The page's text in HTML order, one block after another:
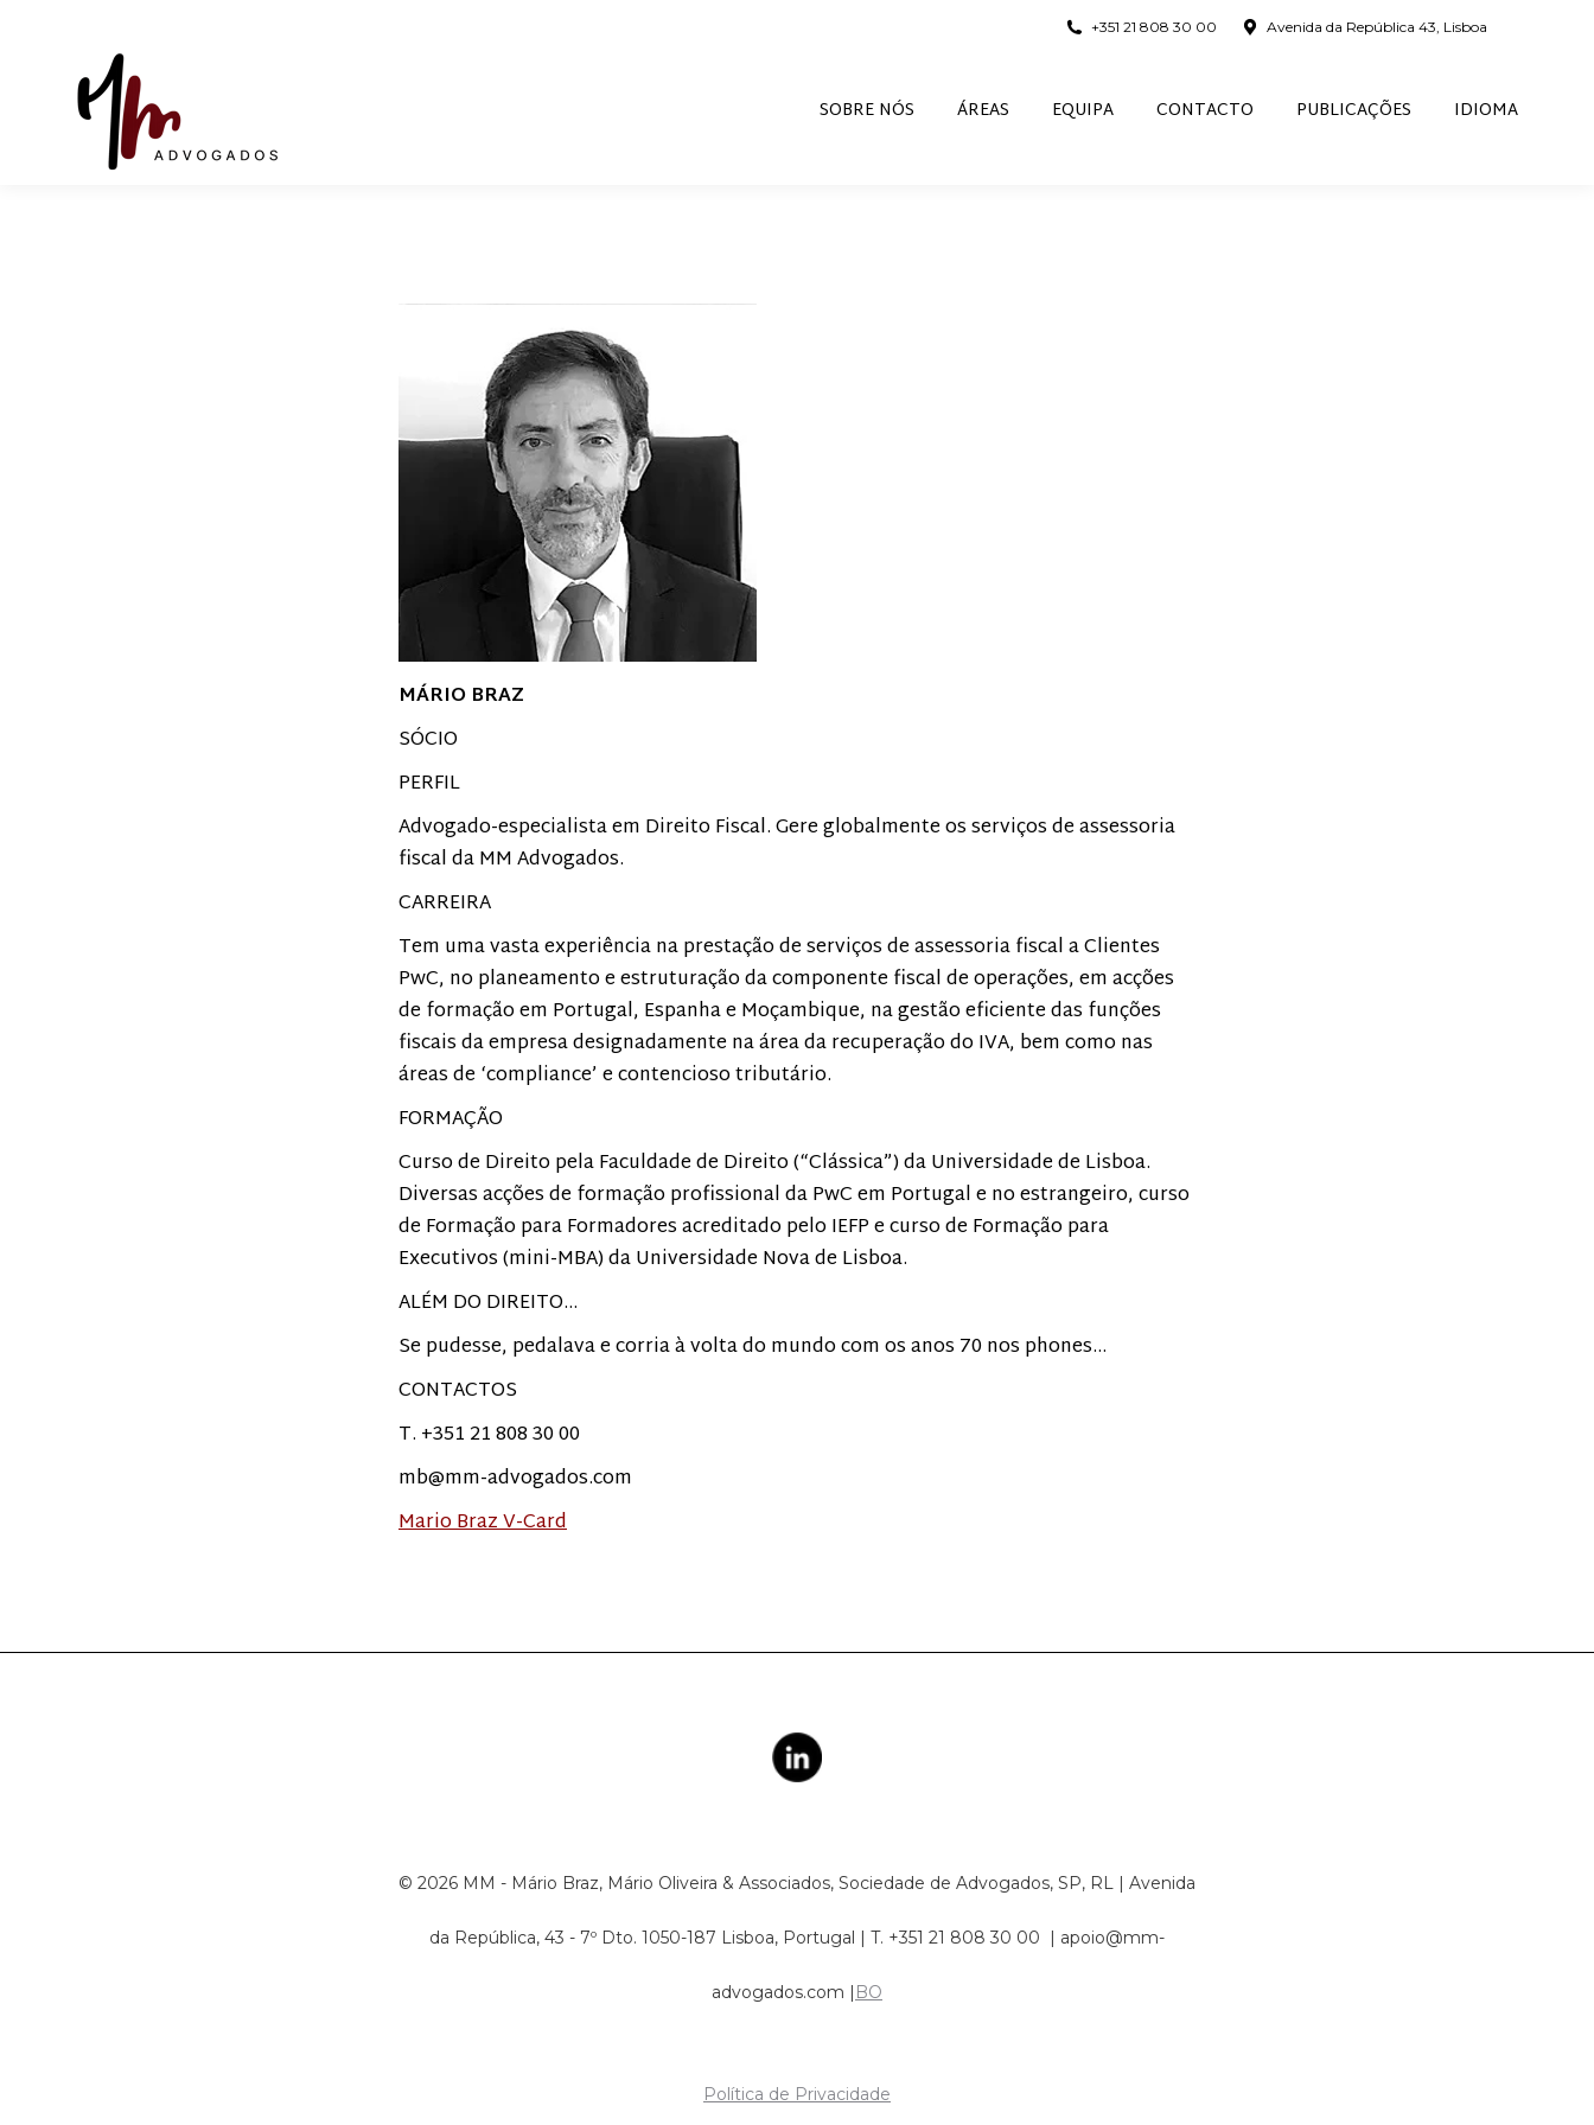
+351 21 808 30 00 Avenida da República 43, Lisboa
SOBRE NÓS ÁREAS EQUIPA CONTACTO PUBLICAÇÕES IDIOMA
MÁRIO BRAZ
SÓCIO
PERFIL
Advogado-especialista em Direito Fiscal. Gere globalmente os serviços de assessoria
fiscal da MM Advogados.
CARREIRA
Tem uma vasta experiência na prestação de serviços de assessoria fiscal a Clientes
PwC, no planeamento e estruturação da componente fiscal de operações, em acções
de formação em Portugal, Espanha e Moçambique, na gestão eficiente das funções
fiscais da empresa designadamente na área da recuperação do IVA, bem como nas
áreas de ‘compliance’ e contencioso tributário.
FORMAÇÃO
Curso de Direito pela Faculdade de Direito (“Clássica”) da Universidade de Lisboa.
Diversas acções de formação profissional da PwC em Portugal e no estrangeiro, curso
de Formação para Formadores acreditado pelo IEFP e curso de Formação para
Executivos (mini-MBA) da Universidade Nova de Lisboa.
ALÉM DO DIREITO…
Se pudesse, pedalava e corria à volta do mundo com os anos 70 nos phones…
CONTACTOS
T. +351 21 808 30 00
mb@mm-advogados.com
Mario Braz V-Card
© 2026 MM - Mário Braz, Mário Oliveira & Associados, Sociedade de Advogados, SP, RL | Avenida
da República, 43 - 7º Dto. 1050-187 Lisboa,​ Portugal | T. +351 21 808 30 00 | apoio@mm-
advogados.com | BO
Política de Privacidade